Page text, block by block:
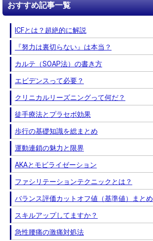
おすすめ記事一覧
ICFとは？超絶的に解説
『努力は裏切らない』は本当？
カルテ（SOAP法）の書き方
エビデンスって必要？
クリニカルリーズニングって何だ？
徒手療法とプラセボ効果
歩行の基礎知識を総まとめ
運動連鎖の魅力と限界
AKAとモビライゼーション
ファシリテーションテクニックとは？
バランス評価カットオフ値（基準値）まとめ
スキルアップしてますか？
急性腰痛の激痛対処法